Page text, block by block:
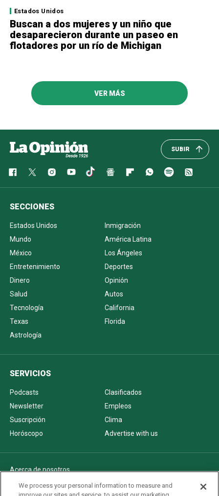
Estados Unidos
Buscan a dos mujeres y un niño que
desaparecieron durante un paseo en
flotadores por un río de Michigan
VER MÁS
SUBIR
SECCIONES
Estados Unidos
Inmigración
Mundo
América Latina
México
Los Ángeles
Entretenimiento
Deportes
Dinero
Opinión
Salud
Autos
Tecnología
California
Texas
Florida
Astrología
SERVICIOS
Podcasts
Clasificados
Newsletter
Empleos
Suscripción
Clima
Horóscopo
Advertise with us
Acerca de nosotros
Politica de privacidad
We process your personal information to measure and